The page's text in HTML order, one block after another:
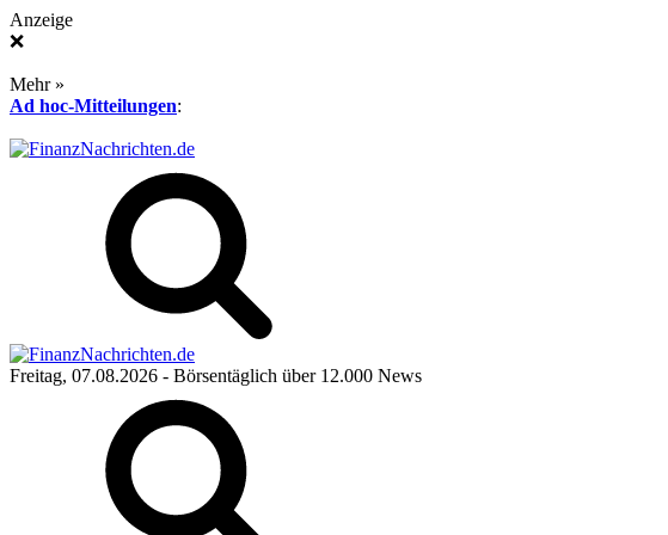
Anzeige
❌
Mehr »
Ad hoc-Mitteilungen:
Freitag, 07.08.2026 - Börsentäglich über 12.000 News